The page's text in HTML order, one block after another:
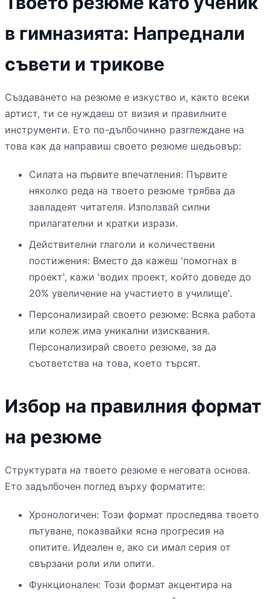
в гимназията: Напреднали
съвети и трикове
Създаването на резюме е изкуство и, както всеки
артист, ти се нуждаеш от визия и правилните
инструменти. Ето по-дълбочинно разглеждане на
това как да направиш своето резюме шедьовър:
Силата на първите впечатления: Първите
няколко реда на твоето резюме трябва да
завладеят читателя. Използвай силни
прилагателни и кратки изрази.
Действителни глаголи и количествени
постижения: Вместо да кажеш 'помогнах в
проект', кажи 'водих проект, който доведе до
20% увеличение на участието в училище'.
Персонализирай своето резюме: Всяка работа
или колеж има уникални изисквания.
Персонализирай своето резюме, за да
съответства на това, което търсят.
Избор на правилния формат
на резюме
Структурата на твоето резюме е неговата основа.
Ето задълбочен поглед върху форматите:
Хронологичен: Този формат проследява твоето
пътуване, показвайки ясна прогресия на
опитите. Идеален е, ако си имал серия от
свързани роли или опити.
Функционален: Този формат акцентира на